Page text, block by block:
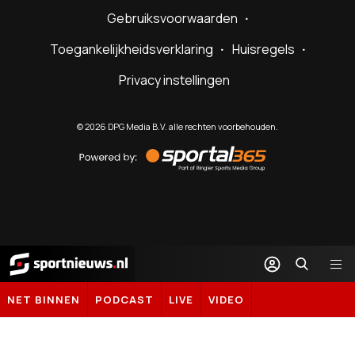
Gebruiksvoorwaarden
Toegankelijkheidsverklaring
Huisregels
Privacy instellingen
©2026 DPG Media B.V. alle rechten voorbehouden.
by
Sportal365
Sportnieuws.nl
NET BINNEN PODCAST LIVE VIDEO